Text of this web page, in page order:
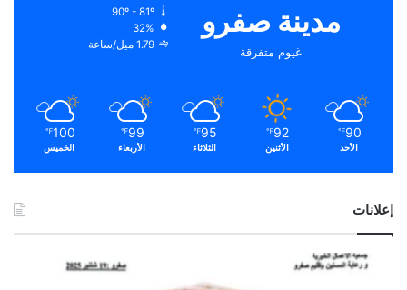
مدينة صفرو
غيوم متفرقة
90º - 81º
32%
1.79 ميل/ساعة
90
℉
الأحد
92
℉
الأثنين
95
℉
الثلاثاء
99
℉
الأربعاء
100
℉
الخميس
إعلانات